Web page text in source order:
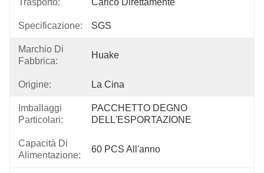
Trasporto:
Carico Direttamente
Specificazione: SGS
Marchio Di
Fabbrica:
Huake
Origine: La Cina
Imballaggi
Particolari:
PACCHETTO DEGNO
DELL'ESPORTAZIONE
Capacità Di
Alimentazione:
60 PCS All'anno